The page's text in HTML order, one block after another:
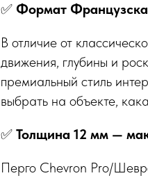
✅ Формат
В отличие от
движения, глубины и
премиальный стиль
выбрать на объекте,
✅ Толщина 12 мм —
Перго Chevron Pro/